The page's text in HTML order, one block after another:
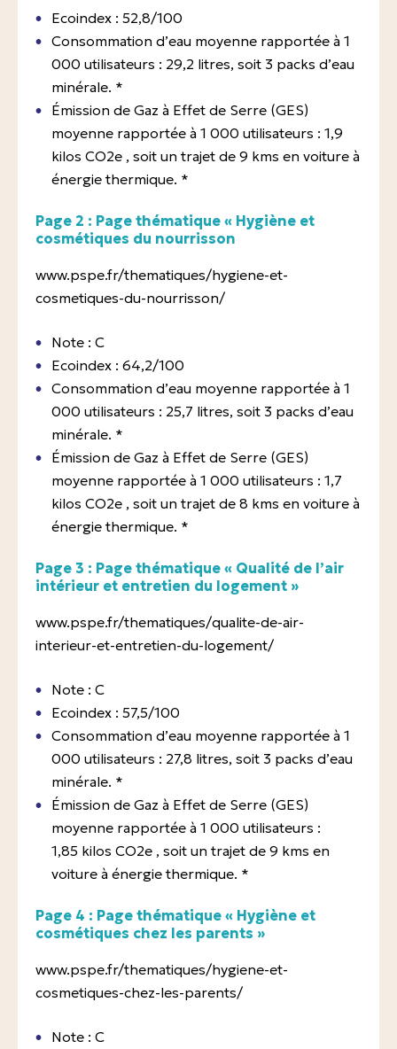
Ecoindex : 52,8/100
Consommation d’eau moyenne rapportée à 1
000 utilisateurs : 29,2 litres, soit 3 packs d’eau
minérale. *
Émission de Gaz à Effet de Serre (GES)
moyenne rapportée à 1 000 utilisateurs : 1,9
kilos CO2e , soit un trajet de 9 kms en voiture à
énergie thermique. *
Page 2 : Page thématique « Hygiène et
cosmétiques du nourrisson
www.pspe.fr/thematiques/hygiene-et-
cosmetiques-du-nourrisson/
Note : C
Ecoindex : 64,2/100
Consommation d’eau moyenne rapportée à 1
000 utilisateurs : 25,7 litres, soit 3 packs d’eau
minérale. *
Émission de Gaz à Effet de Serre (GES)
moyenne rapportée à 1 000 utilisateurs : 1,7
kilos CO2e , soit un trajet de 8 kms en voiture à
énergie thermique. *
Page 3 : Page thématique « Qualité de l’air
intérieur et entretien du logement »
www.pspe.fr/thematiques/qualite-de-air-
interieur-et-entretien-du-logement/
Note : C
Ecoindex : 57,5/100
Consommation d’eau moyenne rapportée à 1
000 utilisateurs : 27,8 litres, soit 3 packs d’eau
minérale. *
Émission de Gaz à Effet de Serre (GES)
moyenne rapportée à 1 000 utilisateurs :
1,85 kilos CO2e , soit un trajet de 9 kms en
voiture à énergie thermique. *
Page 4 : Page thématique « Hygiène et
cosmétiques chez les parents »
www.pspe.fr/thematiques/hygiene-et-
cosmetiques-chez-les-parents/
Note : C